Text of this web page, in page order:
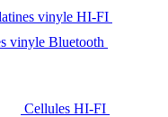
vinyle HI-FI
vinyle Bluetooth
Cellules HI-FI